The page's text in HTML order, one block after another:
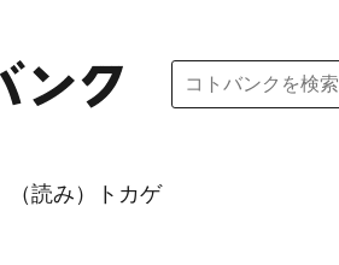
（読み）トカゲ